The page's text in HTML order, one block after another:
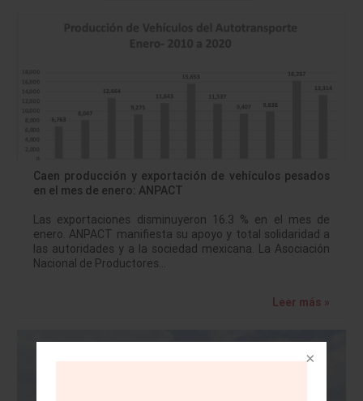
Caen producción y exportación de vehículos pesados
en el mes de enero: ANPACT
Las exportaciones disminuyeron 16.3 % en el mes de
enero. ANPACT manifiesta su apoyo y total solidaridad a
las autoridades y a la sociedad mexicana. La Asociación
Nacional de Productores…
Leer más »